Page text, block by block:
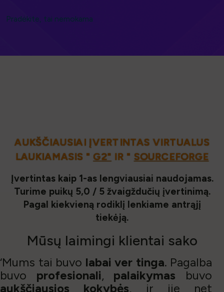
Pradėkite, tai nemokama
AUKŠČIAUSIAI ĮVERTINTAS VIRTUALUS
LAUKIAMASIS "G2" IR " SOURCEFORGE
Įvertintas kaip 1-as lengviausiai naudojamas.
Turime puikų 5,0 / 5 žvaigždučių įvertinimą.
Pagal kiekvieną rodiklį lenkiame antrąjį
tiekėją.
Mūsų laimingi klientai sako
‘Mums tai buvo labai ver tinga. Pagalba
buvo profesionali, palaikymas buvo
aukščiausios kokybės, ir jie net